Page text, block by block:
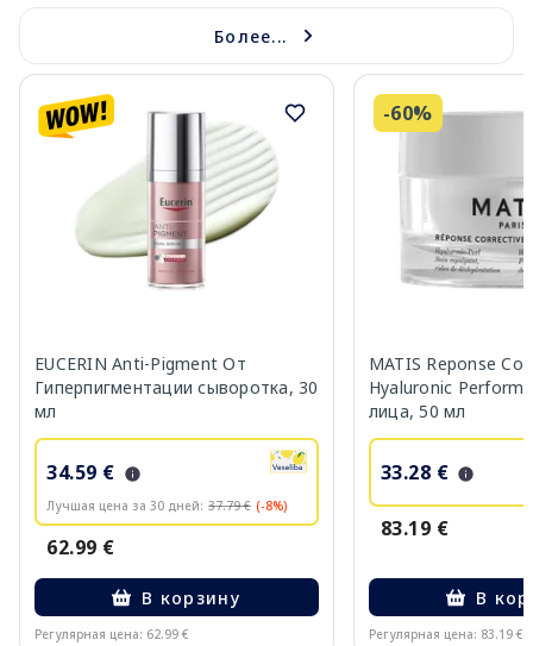
Более...
EUCERIN Anti-Pigment От
Гиперпигментации сыворотка, 30
мл
34.59 €
Лучшая цена за 30 дней: 37.79 € (-8%)
62.99 €
В корзину
Регулярная цена: 62.99 €
-60%
MATIS Reponse
Hyaluronic
лица, 50 мл
33.28 €
83.19 €
В
Регулярная цена: 83.19 €